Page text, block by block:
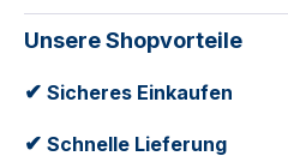
Unsere Shopvorteile
✔ Sicheres Einkaufen
✔ Schnelle Lieferung